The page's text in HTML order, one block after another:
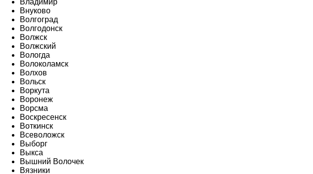
Владимир
Внуково
Волгоград
Волгодонск
Волжск
Волжский
Вологда
Волоколамск
Волхов
Вольск
Воркута
Воронеж
Ворсма
Воскресенск
Воткинск
Всеволожск
Выборг
Выкса
Вышний Волочек
Вязники